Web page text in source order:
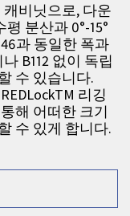
비닛으로, 다운
분산과 0°-15°
과 동일한 폭과
B112 없이 독립
수 있습니다.
리깅
해 어떠한 크기
수 있게 합니다.